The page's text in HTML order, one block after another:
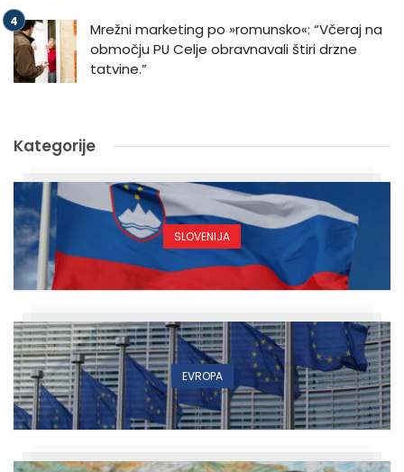
Mrežni marketing po »romunsko«: “Včeraj na
območju PU Celje obravnavali štiri drzne
tatvine.”
Kategorije
SLOVENIJA
EVROPA